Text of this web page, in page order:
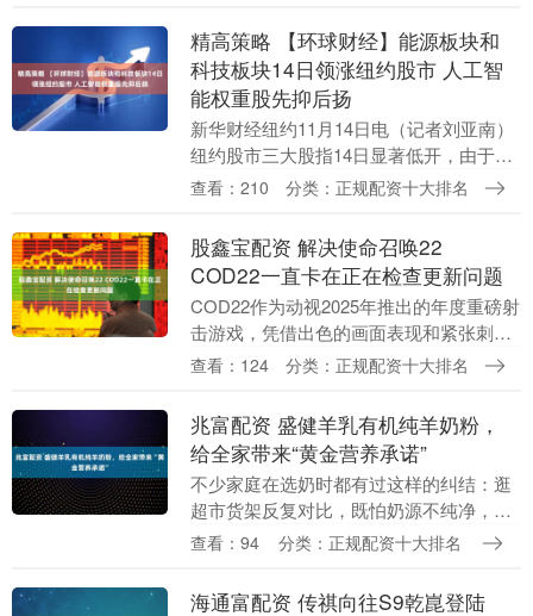
生活便....
精高策略 【环球财经】能源板块和
科技板块14日领涨纽约股市 人工智
能权重股先抑后扬
新华财经纽约11月14日电（记者刘亚南）
纽约股市三大股指14日显著低开，由于权
重科技股在当日早盘下跌后实现走势反
道琼斯工业....
查看：210 分类：正规配资十大排名
股鑫宝配资 解决使命召唤22
COD22一直卡在正在检查更新问题
COD22作为动视2025年推出的年度重磅射
击游戏，凭借出色的画面表现和紧张刺激
的多人对战模式，吸引了全球众多玩家关
加....
查看：124 分类：正规配资十大排名
兆富配资 盛健羊乳有机纯羊奶粉，
给全家带来“黄金营养承诺”
不少家庭在选奶时都有过这样的纠结：逛
超市货架反复对比，既怕奶源不纯净，又
担心营养跟不上全家需求——老人念叨钙
还想补补精力。其....
查看：94 分类：正规配资十大排名
海通富配资 传祺向往S9乾崑登陆